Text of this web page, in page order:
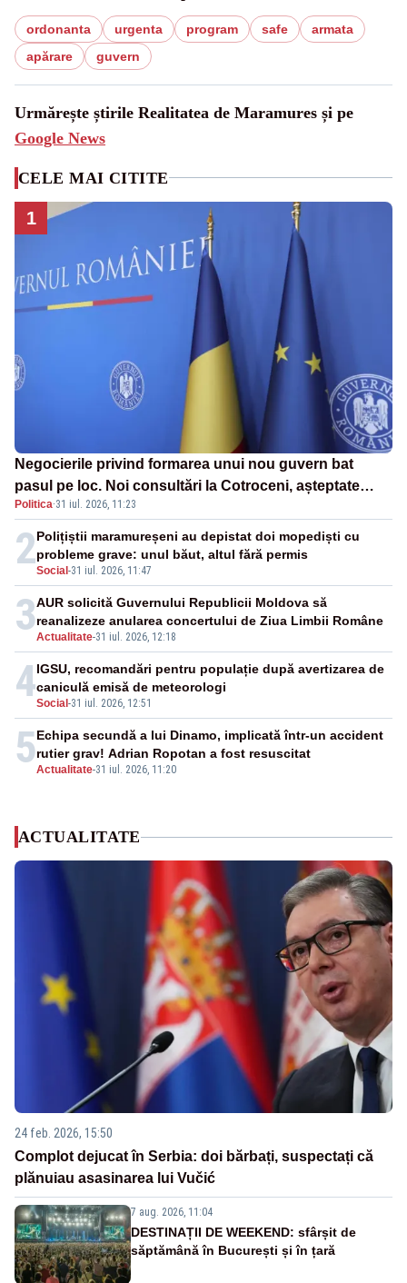
ordonanta urgenta program safe
armata
apărare
guvern
Urmărește știrile Realitatea de Maramures și pe
Google News
CELE MAI CITITE
1
Negocierile privind formarea unui nou guvern bat
pasul pe loc. Noi consultări la Cotroceni, așteptate
după mijlocul lunii august -SURSE
Politica·31 iul. 2026, 11:23
2Social -31 iul. 2026, 11:47
Polițiștii maramureșeni au depistat doi mopediști cu
probleme grave: unul băut, altul fără permis
3Actualitate-31 iul. 2026, 12:18
AUR solicită Guvernului Republicii Moldova să
reanalizeze anularea concertului de Ziua Limbii Române
4Social -31 iul. 2026, 12:51
IGSU, recomandări pentru populație după avertizarea de
caniculă emisă de meteorologi
5Actualitate-31 iul. 2026, 11:20
Echipa secundă a lui Dinamo, implicată într-un accident
rutier grav! Adrian Ropotan a fost resuscitat
ACTUALITATE
24 feb. 2026, 15:50
Complot dejucat în Serbia: doi bărbați, suspectați că
plănuiau asasinarea lui Vučić
7 aug. 2026, 11:04
DESTINAȚII DE WEEKEND: sfârșit de
săptămână în București și în țară